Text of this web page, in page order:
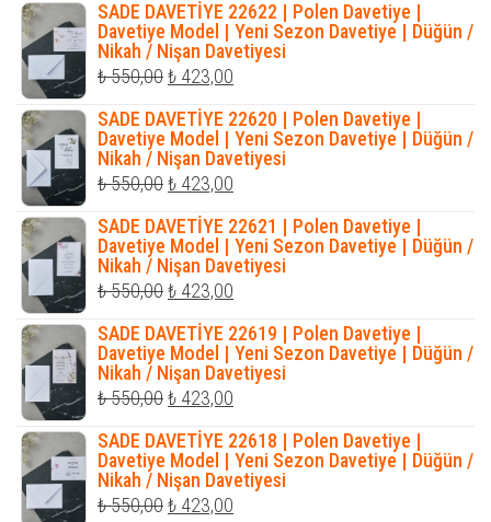
₺ 1.200,00.fiyat:
₺ 1.035,00.
SADE DAVETİYE 22622 | Polen Davetiye |
Davetiye Model | Yeni Sezon Davetiye | Düğün /
Nikah / Nişan Davetiyesi
₺550,00Orijinal
fiyat:
₺ 550,00.
₺ 423,00
fiyat:
₺ 423,00.
SADE DAVETİYE 22620 | Polen Davetiye |
Davetiye Model | Yeni Sezon Davetiye | Düğün /
Nikah / Nişan Davetiyesi
₺550,00Orijinal
fiyat:
₺ 550,00.
₺ 423,00
fiyat:
₺ 423,00.
SADE DAVETİYE 22621 | Polen Davetiye |
Davetiye Model | Yeni Sezon Davetiye | Düğün /
Nikah / Nişan Davetiyesi
₺550,00Orijinal
fiyat:
₺ 550,00.
₺ 423,00
fiyat:
₺ 423,00.
SADE DAVETİYE 22619 | Polen Davetiye |
Davetiye Model | Yeni Sezon Davetiye | Düğün /
Nikah / Nişan Davetiyesi
₺550,00Orijinal
fiyat:
₺ 550,00.
₺ 423,00
fiyat:
₺ 423,00.
SADE DAVETİYE 22618 | Polen Davetiye |
Davetiye Model | Yeni Sezon Davetiye | Düğün /
Nikah / Nişan Davetiyesi
₺550,00Orijinal
₺ 423,00